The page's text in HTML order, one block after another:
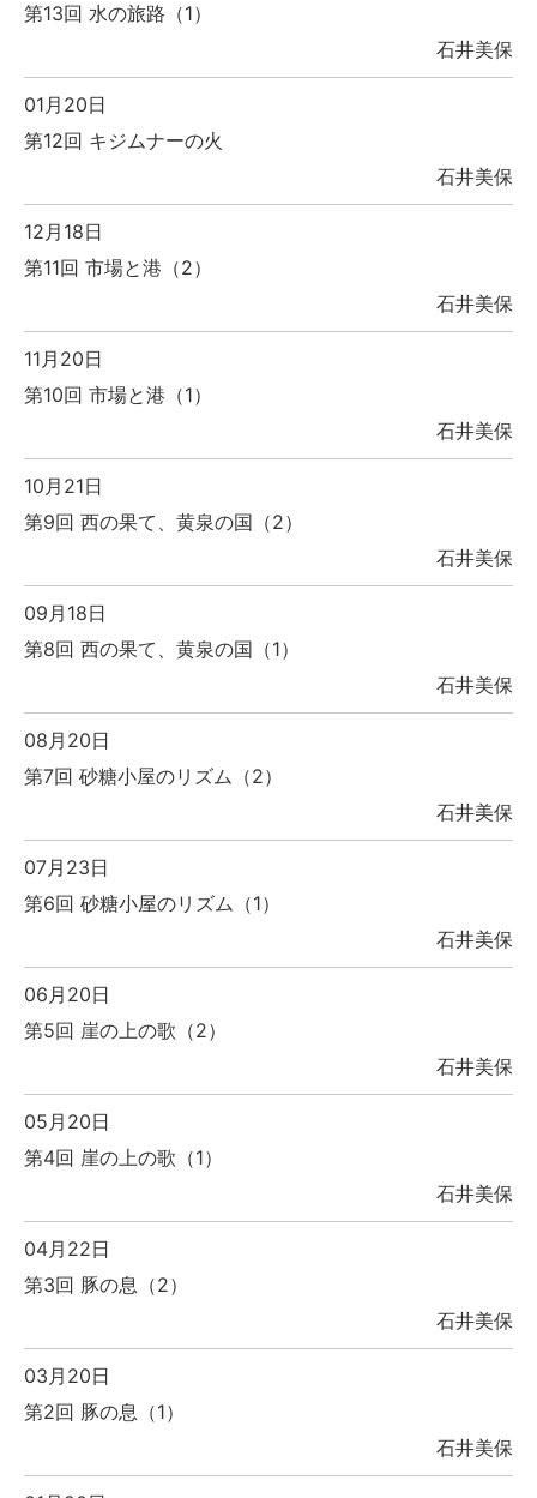
第13回 水の旅路（1）
石井美保
01月20日
第12回 キジムナーの火
石井美保
12月18日
第11回 市場と港（2）
石井美保
11月20日
第10回 市場と港（1）
石井美保
10月21日
第9回 西の果て、黄泉の国（2）
石井美保
09月18日
第8回 西の果て、黄泉の国（1）
石井美保
08月20日
第7回 砂糖小屋のリズム（2）
石井美保
07月23日
第6回 砂糖小屋のリズム（1）
石井美保
06月20日
第5回 崖の上の歌（2）
石井美保
05月20日
第4回 崖の上の歌（1）
石井美保
04月22日
第3回 豚の息（2）
石井美保
03月20日
第2回 豚の息（1）
石井美保